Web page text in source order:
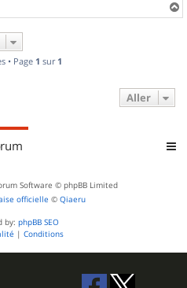
a
• Page 1 sur 1
Aller
Software © phpBB Limited
officielle © Qiaeru
by: phpBB SEO
| Conditions